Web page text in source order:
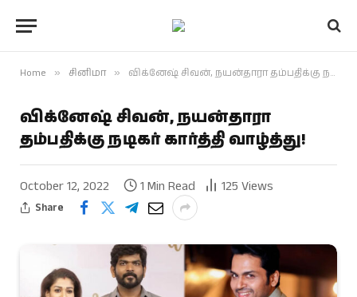
Home » சினிமா » விக்னேஷ் சிவன், நயன்தாரா தம்பதிக்கு நடிகர் கார்த்தி வாழ்த்து!
விக்னேஷ் சிவன், நயன்தாரா
தம்பதிக்கு நடிகர் கார்த்தி வாழ்த்து!
October 12, 2022 1 Min Read 125 Views
Share